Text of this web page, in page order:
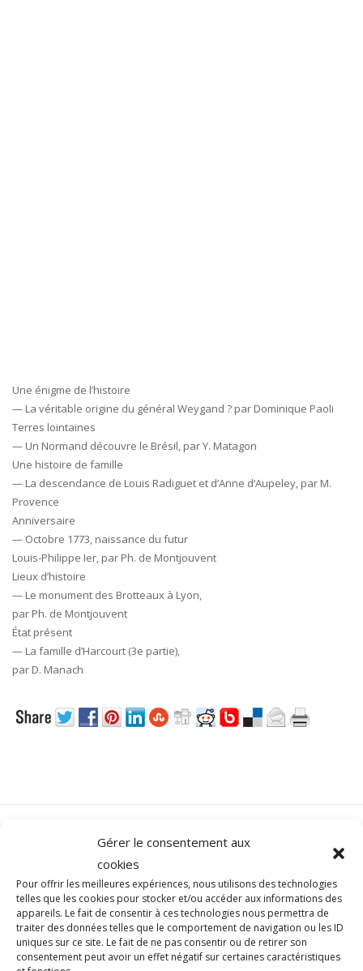
Gérer le consentement aux
cookies
Pour offrir les meilleures expériences, nous utilisons des technologies
telles que les cookies pour stocker et/ou accéder aux informations des
appareils. Le fait de consentir à ces technologies nous permettra de
traiter des données telles que le comportement de navigation ou les ID
uniques sur ce site. Le fait de ne pas consentir ou de retirer son
consentement peut avoir un effet négatif sur certaines caractéristiques
Une énigme de l’histoire
— La véritable origine du général Weygand ? par Dominique Paoli
Terres lointaines
— Un Normand découvre le Brésil, par Y. Matagon
Une histoire de famille
— La descendance de Louis Radiguet et d’Anne d’Aupeley, par M.
Provence
Anniversaire
— Octobre 1773, naissance du futur
Louis-Philippe Ier, par Ph. de Montjouvent
Lieux d’histoire
— Le monument des Brotteaux à Lyon,
par Ph. de Montjouvent
État présent
— La famille d’Harcourt (3e partie),
par D. Manach
PRODUITS SIMILAIRES